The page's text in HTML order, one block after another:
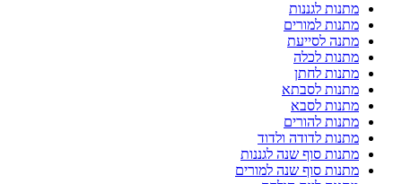
מתנות לגננות
מתנות למורים
מתנה לסייעת
מתנות לכלה
מתנות לחתן
מתנות לסבתא
מתנות לסבא
מתנות להורים
מתנות לדודה ולדוד
מתנות סוף שנה לגננות
מתנות סוף שנה למורים